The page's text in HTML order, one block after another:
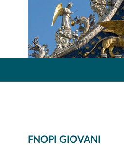
FNOPI GIOVANI